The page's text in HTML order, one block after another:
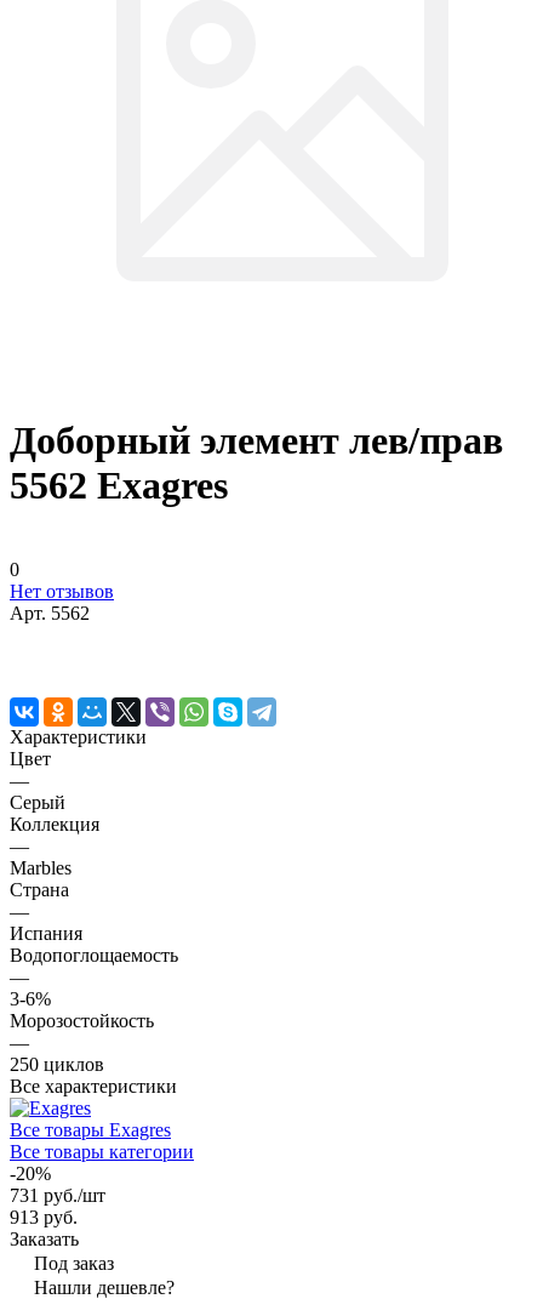
Доборный элемент лев/прав
5562 Exagres
0
Нет отзывов
Арт. 5562
Характеристики
Цвет
—
Серый
Коллекция
—
Marbles
Страна
—
Испания
Водопоглощаемость
—
3-6%
Морозостойкость
—
250 циклов
Все характеристики
Все товары Exagres
Все товары категории
-20%
731 руб./шт
913 руб.
Заказать
Под заказ
Нашли дешевле?